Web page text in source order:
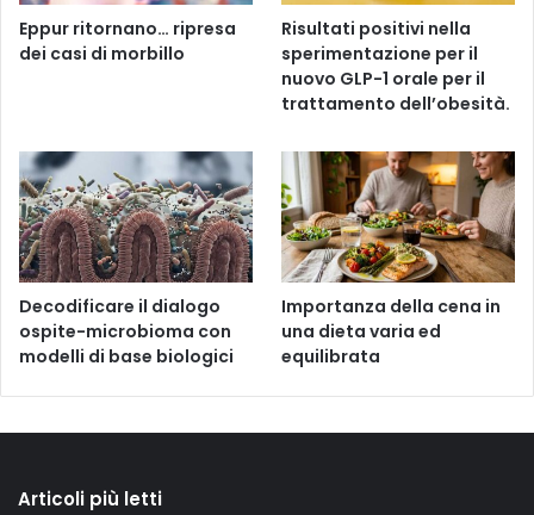
Eppur ritornano… ripresa
dei casi di morbillo
Risultati positivi nella
sperimentazione per il
nuovo GLP-1 orale per il
trattamento dell’obesità.
Decodificare il dialogo
ospite-microbioma con
modelli di base biologici
Importanza della cena in
una dieta varia ed
equilibrata
Articoli più letti